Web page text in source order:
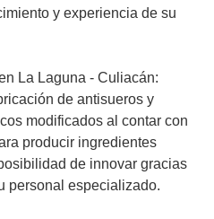
y experiencia de su
La Laguna - Culiacán:
de antisueros y
modificados al contar con
producir ingredientes
de innovar gracias
personal especializado.